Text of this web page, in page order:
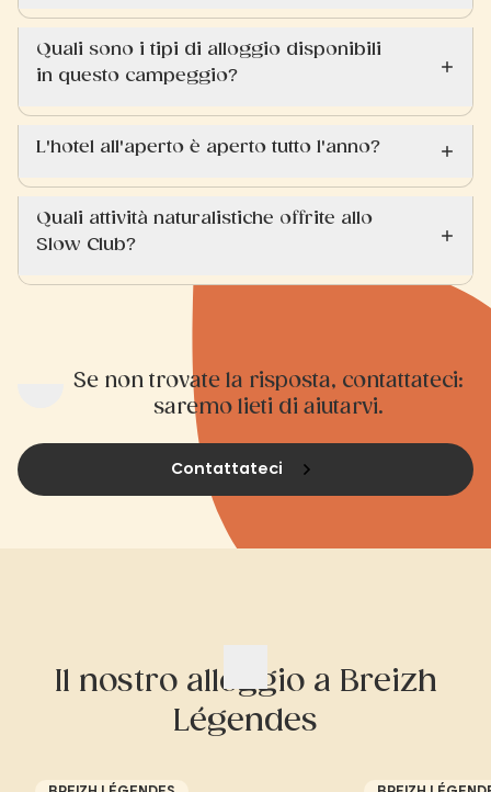
Quali sono i tipi di alloggio disponibili
in questo campeggio?
L'hotel all'aperto è aperto tutto l'anno?
Quali attività naturalistiche offrite allo
Slow Club?
Se non trovate la risposta, contattateci:
saremo lieti di aiutarvi.
Contattateci
Il nostro alloggio a Breizh
Légendes